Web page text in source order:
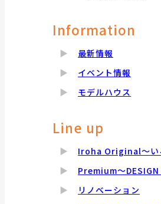
Information
最新情報
イベント情報
モデルハウス
Line up
Iroha Original～い
Premium～DESIGN
リノベーション